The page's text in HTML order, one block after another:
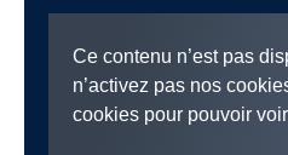
Ce contenu n’est pas
n’activez pas nos
cookies pour pouvoir